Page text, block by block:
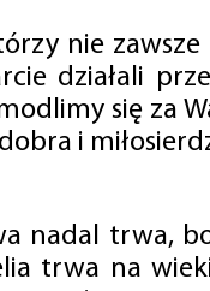
nie zawsze
działali
się za
i
nadal trwa,
trwa na